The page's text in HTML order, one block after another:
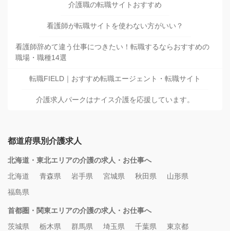
介護職の転職サイトおすすめ
看護師が転職サイトを使わない方がいい？
看護師辞めて違う仕事につきたい！転職するならおすすめの
職場・職種14選
転職FIELD｜おすすめ転職エージェント・転職サイト
介護求人パークはナイス介護を応援しています。
都道府県別介護求人
北海道・東北エリアの介護の求人・お仕事へ
北海道
青森県 岩手県 宮城県 秋田県
山形県
福島県
首都圏・関東エリアの介護の求人・お仕事へ
茨城県
栃木県 群馬県 埼玉県 千葉県
東京都